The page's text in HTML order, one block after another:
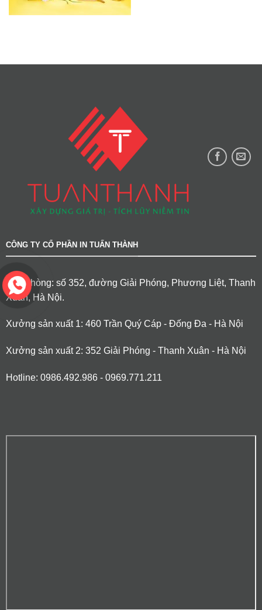
CÔNG TY CỔ PHẦN IN TUẤN THÀNH
Văn phòng: số 352, đường Giải Phóng, Phương Liệt, Thanh
Xuân, Hà Nội.
Xưởng sản xuất 1: 460 Trần Quý Cáp - Đống Đa - Hà Nội
Xưởng sản xuất 2: 352 Giải Phóng - Thanh Xuân - Hà Nội
Hotline: 0986.492.986 - 0969.771.211